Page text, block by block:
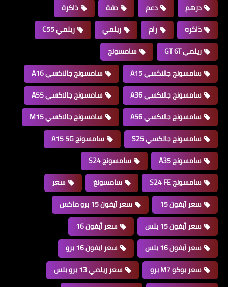
درهم
دعم دقة
ذاكرة
ذاكره
رام ريلمي
ريلمي C55
ريلمي GT 6T
سامسونج
سامسونج جالاكسي A15
سامسونج جالاكسي A16
سامسونج جالاكسي A36
سامسونج جالاكسي A55
سامسونج جالاكسي A56
سامسونج جالاكسي M15
سامسونج جالكسي S25
سامسونج A15 5G
سامسونج A35
سامسونج S24
سامسونج S24 FE
سامسونغ
سعر
سعر آيفون 15
سعر آيفون 15 برو ماكس
سعر آيفون 15 بلس
سعر آيفون 16
سعر آيفون 16 بلس
سعر ايفون 16 برو
سعر بوكو M7 برو
سعر ريلمي 13 برو بلس